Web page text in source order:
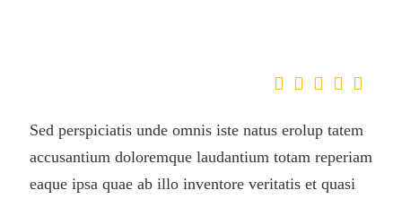
Sed perspiciatis unde omnis iste natus erolup tatem
accusantium doloremque laudantium totam reperiam
eaque ipsa quae ab illo inventore veritatis et quasi